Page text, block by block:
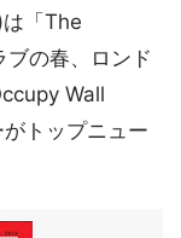
「The
の春、ロンド
Wall
トップニュー